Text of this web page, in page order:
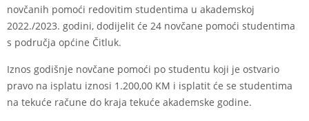
novčanih pomoći redovitim studentima u akademskoj
2022./2023. godini, dodijelit će 24 novčane pomoći studentima
s područja općine Čitluk.
Iznos godišnje novčane pomoći po studentu koji je ostvario
pravo na isplatu iznosi 1.200,00 KM i isplatit će se studentima
na tekuće račune do kraja tekuće akademske godine.